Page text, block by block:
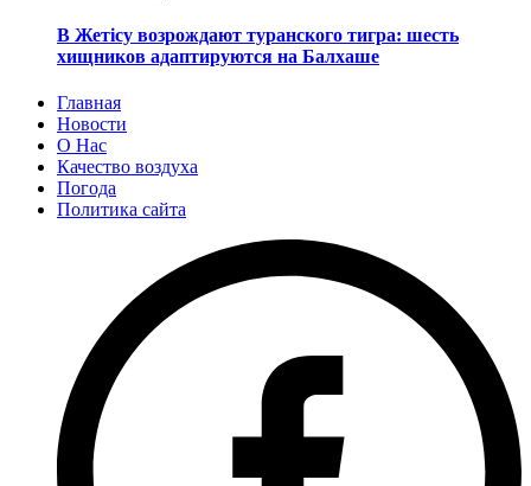
В Жетісу возрождают туранского тигра: шесть
хищников адаптируются на Балхаше
Главная
Новости
О Нас
Качество воздуха
Погода
Политика сайта